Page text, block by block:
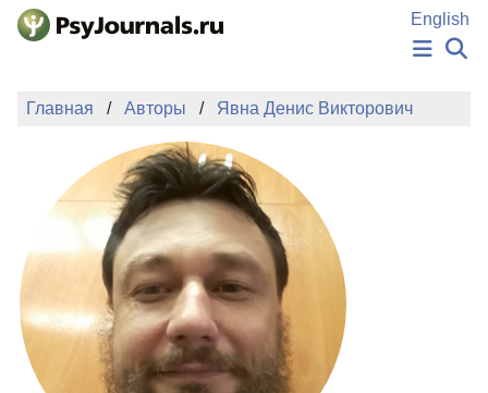
Перейти к основному содержанию
English
НОВОСТИ
АВТОРЫ
ПОДАТЬ РУКОПИСЬ
БАЗА ЗНАНИЙ
КЛЮЧЕВЫЕ СЛОВА
Регистрация
Главная Авторы Явна Денис Викторович